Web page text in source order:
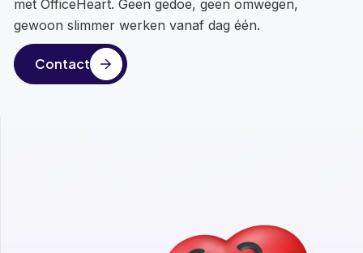
met OfficeHeart. Geen gedoe, geen omwegen,
gewoon slimmer werken vanaf dag één.
Contact